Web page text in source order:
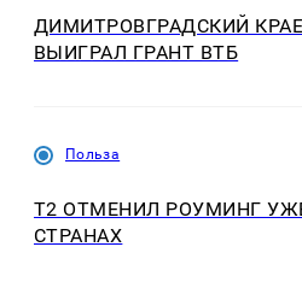
ДИМИТРОВГРАДСКИЙ
ВЫИГРАЛ ГРАНТ ВТБ
Польза
Т2 ОТМЕНИЛ РОУМИНГ
СТРАНАХ